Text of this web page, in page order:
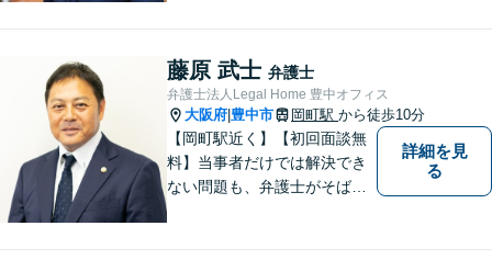
藤原 武士 弁護士
弁護士法人Legal Home 豊中オフィス
大阪府 豊中市 岡町駅 から徒歩10分
【岡町駅近く】【初回面談無
料】当事者だけでは解決でき
ない問題も、弁護士がそばに
詳細を見
る